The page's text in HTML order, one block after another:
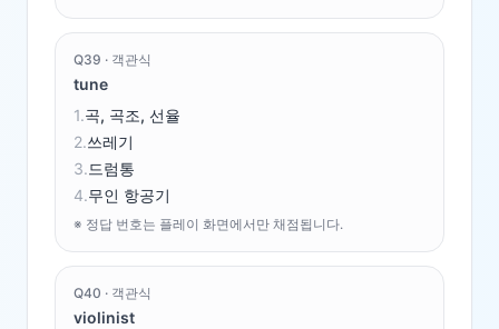
Q39 · 객관식
tune
1.곡, 곡조, 선율
2.쓰레기
3.드럼통
4.무인 항공기
※ 정답 번호는 플레이 화면에서만 채점됩니다.
Q40 · 객관식
violinist